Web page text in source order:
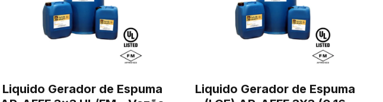
Liquido Gerador de Espuma
Liquido Gerador de Espuma